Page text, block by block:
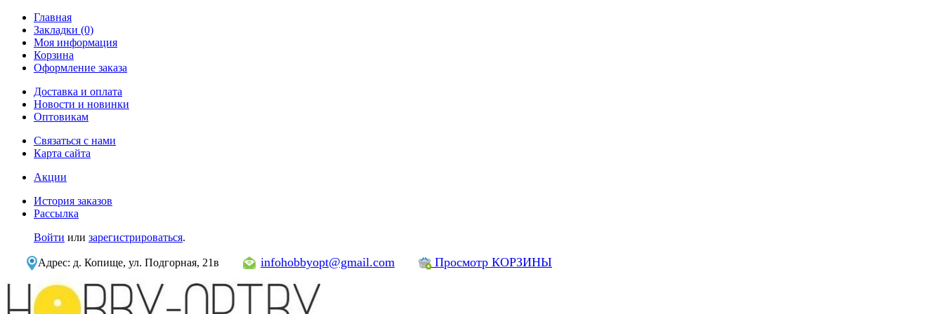
Главная
Закладки (0)
Моя информация
Корзина
Оформление заказа
Доставка и оплата
Новости и новинки
Оптовикам
Связаться с нами
Карта сайта
Акции
История заказов
Рассылка
Войти или зарегистрироваться.
Адрес: д. Копище, ул. Подгорная, 21в infohobbyopt@gmail.com Просмотр КОРЗИНЫ